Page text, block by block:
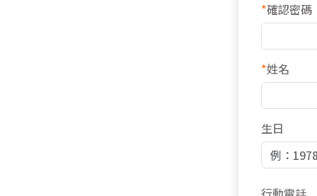
*確認密碼
*姓名
生日